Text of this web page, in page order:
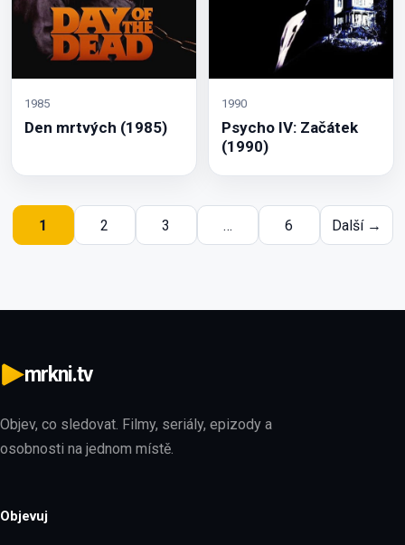
1985
Den mrtvých (1985)
1990
Psycho IV: Začátek
(1990)
1 2 3 … 6 Další →
mrkni.tv
Objev, co sledovat. Filmy, seriály, epizody a
osobnosti na jednom místě.
Objevuj